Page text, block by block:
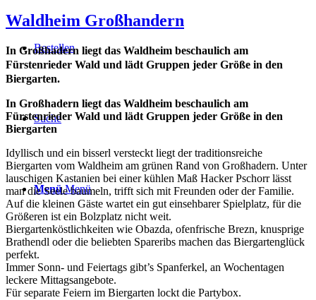
Bestellen
Suche
Menü Menü
Waldheim Großhandern
In Großhadern liegt das Waldheim beschaulich am
Fürstenrieder Wald und lädt Gruppen jeder Größe in den
Biergarten.
In Großhadern liegt das Waldheim beschaulich am
Fürstenrieder Wald und lädt Gruppen jeder Größe in den
Biergarten
Idyllisch und ein bisserl versteckt liegt der traditionsreiche
Biergarten vom Waldheim am grünen Rand von Großhadern. Unter
lauschigen Kastanien bei einer kühlen Maß Hacker Pschorr lässt
man die Seele baumeln, trifft sich mit Freunden oder der Familie.
Auf die kleinen Gäste wartet ein gut einsehbarer Spielplatz, für die
Größeren ist ein Bolzplatz nicht weit.
Biergartenköstlichkeiten wie Obazda, ofenfrische Brezn, knusprige
Brathendl oder die beliebten Spareribs machen das Biergartenglück
perfekt.
Immer Sonn- und Feiertags gibt’s Spanferkel, an Wochentagen
leckere Mittagsangebote.
Für separate Feiern im Biergarten lockt die Partybox.